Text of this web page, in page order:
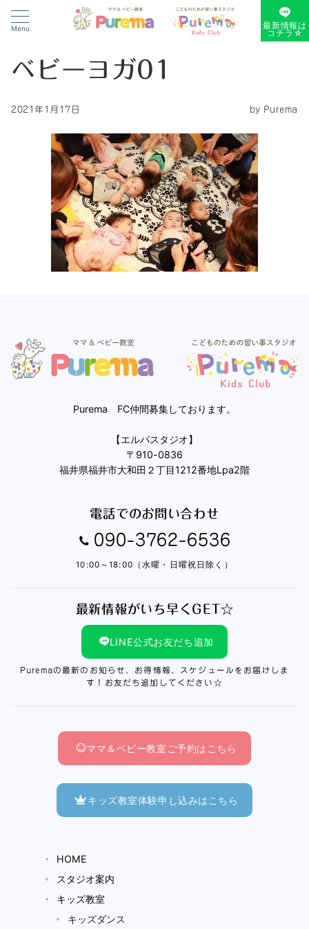
Menu 最新情報は
コチラ☆
ベビーヨガ01
2021年1月17日 by Purema
Purema FC仲間募集しております。
【エルパスタジオ】
〒910-0836
福井県福井市大和田２丁目1212番地Lpa2階
電話でのお問い合わせ
090-3762-6536
10:00～18:00（水曜・日曜祝日除く）
最新情報がいち早くGET☆
LINE公式お友だち追加
Puremaの最新のお知らせ、お得情報、スケジュールをお届けしま
す！お友だち追加してください☆
ママ＆ベビー教室ご予約はこちら
キッズ教室体験申し込みはこちら
HOME
スタジオ案内
キッズ教室
キッズダンス